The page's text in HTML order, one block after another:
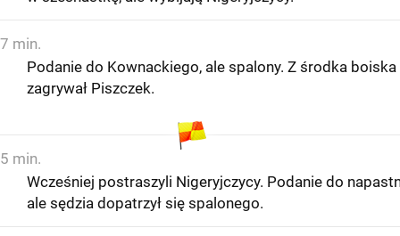
7 min.
Podanie do Kownackiego, ale spalony. Z środka boiska
zagrywał Piszczek.
5 min.
Wcześniej postraszyli Nigeryjczycy. Podanie do
ale sędzia dopatrzył się spalonego.